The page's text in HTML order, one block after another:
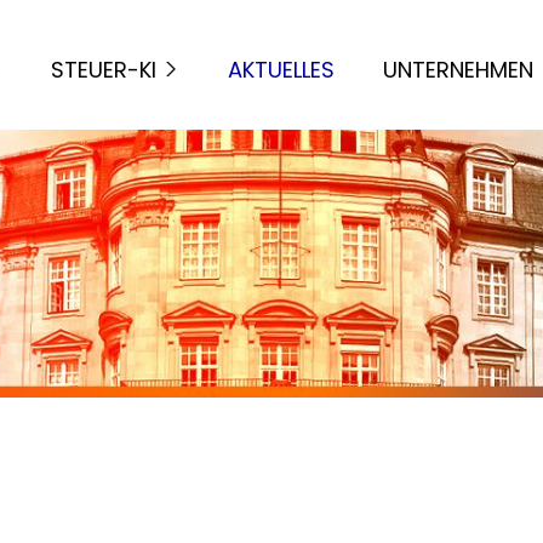
STEUER-KI AKTUELLES UNTERNEHMEN